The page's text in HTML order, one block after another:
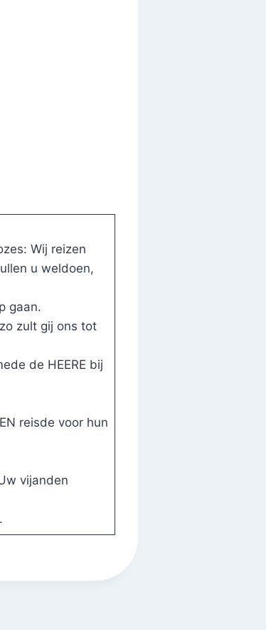
Wij reizen
u weldoen,
gaan.
zult gij ons tot
de HEERE bij
reisde voor hun
vijanden